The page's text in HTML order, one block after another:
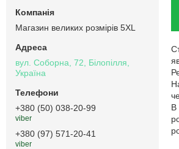
В
Магазин великих розмірів 5XL
вул. Соборна, 72, Білопілля,
Україна
+380 (50) 038-20-99
viber
+380 (97) 571-20-41
viber